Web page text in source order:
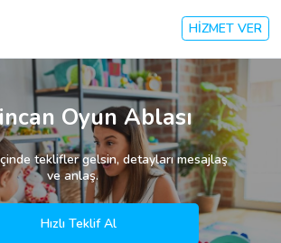
HİZMET VER
Oyun Ablası
teklifler gelsin, detayları mesajlaş
ve anlaş.
Hızlı Teklif Al